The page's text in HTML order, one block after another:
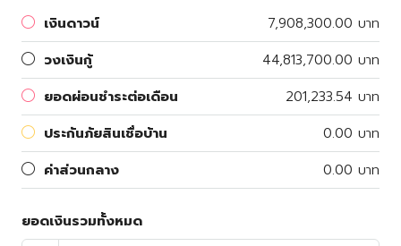
เงินดาวน์
7,908,300.00 บาท
วงเงินกู้
44,813,700.00 บาท
ยอดผ่อนชำระต่อเดือน
201,233.54 บาท
ประกันภัยสินเชื่อบ้าน
0.00 บาท
ค่าส่วนกลาง
0.00 บาท
ยอดเงินรวมทั้งหมด